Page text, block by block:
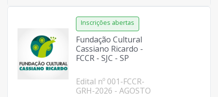
Fundação Cultural
Cassiano Ricardo -
FCCR - SJC - SP
Edital nº 001-FCCR-
GRH-2026 - AGOSTO